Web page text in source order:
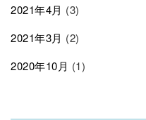
2021年4月 (3)
2021年3月 (2)
2020年10月 (1)